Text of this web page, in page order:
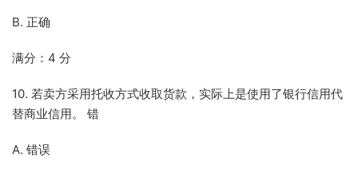
B. 正确
满分：4 分
10. 若卖方采用托收方式收取货款，实际上是使用了银行信用代
替商业信用。 错
A. 错误